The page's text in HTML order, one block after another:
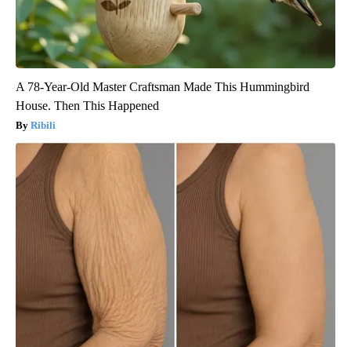
A 78-Year-Old Master Craftsman Made This Hummingbird
House. Then This Happened
Ribili